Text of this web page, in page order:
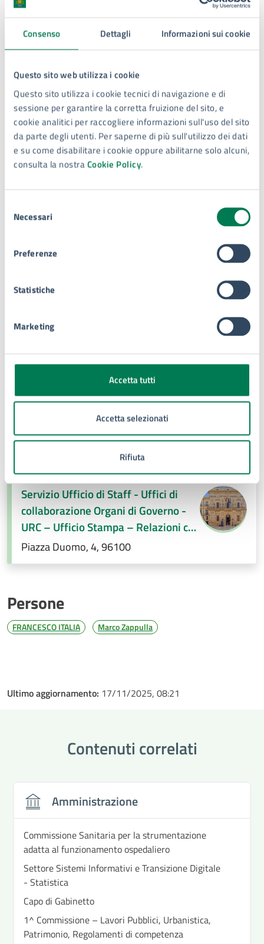
Consenso Dettagli Informazioni sui cookie
Questo sito web utilizza i cookie
Questo sito utilizza i cookie tecnici di navigazione e di
sessione per garantire la corretta fruizione del sito, e
cookie analitici per raccogliere informazioni sull'uso del sito
da parte degli utenti. Per saperne di più sull'utilizzo dei dati
e su come disabilitare i cookie oppure abilitarne solo alcuni,
consulta la nostraCookie Policy.
delNecessari
Preferenze
Statistiche
Marketing
Accetta tutti
Accetta selezionati
Rifiuta
diritti
sono inviolabili e che la società deve garantire loro
“CittàEducativa”, dove istituzioni e cittadini collaborano
per un futuro più giusto.
va ai volontari e alle volontarie della Croce Rossa Italiana
giovanile di Siracusa, che anche quest’anno
garantiranno il coordinamento della Marcia dei Diritti
insieme ad Astreae Animamente, assicurando ordine,
sicurezza e supporto logistico. Accanto a loro, torna
anche la raccolta del BancoAlimentare, un gesto
concreto di solidarietà che unisce la comunità e rafforza
Galleria immagini
Servizio Ufficio di Staff - Uffici di
collaborazione Organi di Governo -
URC – Ufficio Stampa – Relazioni con
la città
Piazza Duomo, 4, 96100
Persone
FRANCESCO ITALIA Marco Zappulla
Ultimo aggiornamento: 17/11/2025, 08:21
Contenuti correlati
Amministrazione
Commissione Sanitaria per la strumentazione
adatta al funzionamento ospedaliero
Settore Sistemi Informativi e Transizione Digitale
- Statistica
Capo di Gabinetto
1^ Commissione – Lavori Pubblici, Urbanistica,
Patrimonio, Regolamenti di competenza